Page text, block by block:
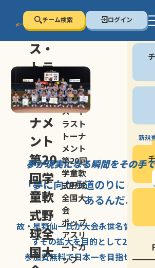
チーム検索 ログイン
セン
ス・
トラ
スト
トー
ナメ
ント
第20
回学
童軟
式野
球全
国大
セン
ス・ト
ラスト
トーナ
メント
第20回
学童軟
式野球
全国大
会
ポップ
アスリ
ートカ
ップ
会員
新規
夢が現実になる瞬間をその手
「夢に向かう道のりにこそ
あるんだよ」
故・星野仙一氏が大会永世名誉会長
すその拡大を目的として2007年に
参加費無料で日本一を目指せる唯